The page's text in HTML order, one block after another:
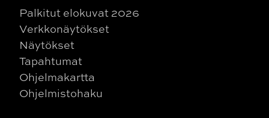
Palkitut elokuvat 2026
Verkkonäytökset
Näytökset
Tapahtumat
Ohjelmakartta
Ohjelmistohaku